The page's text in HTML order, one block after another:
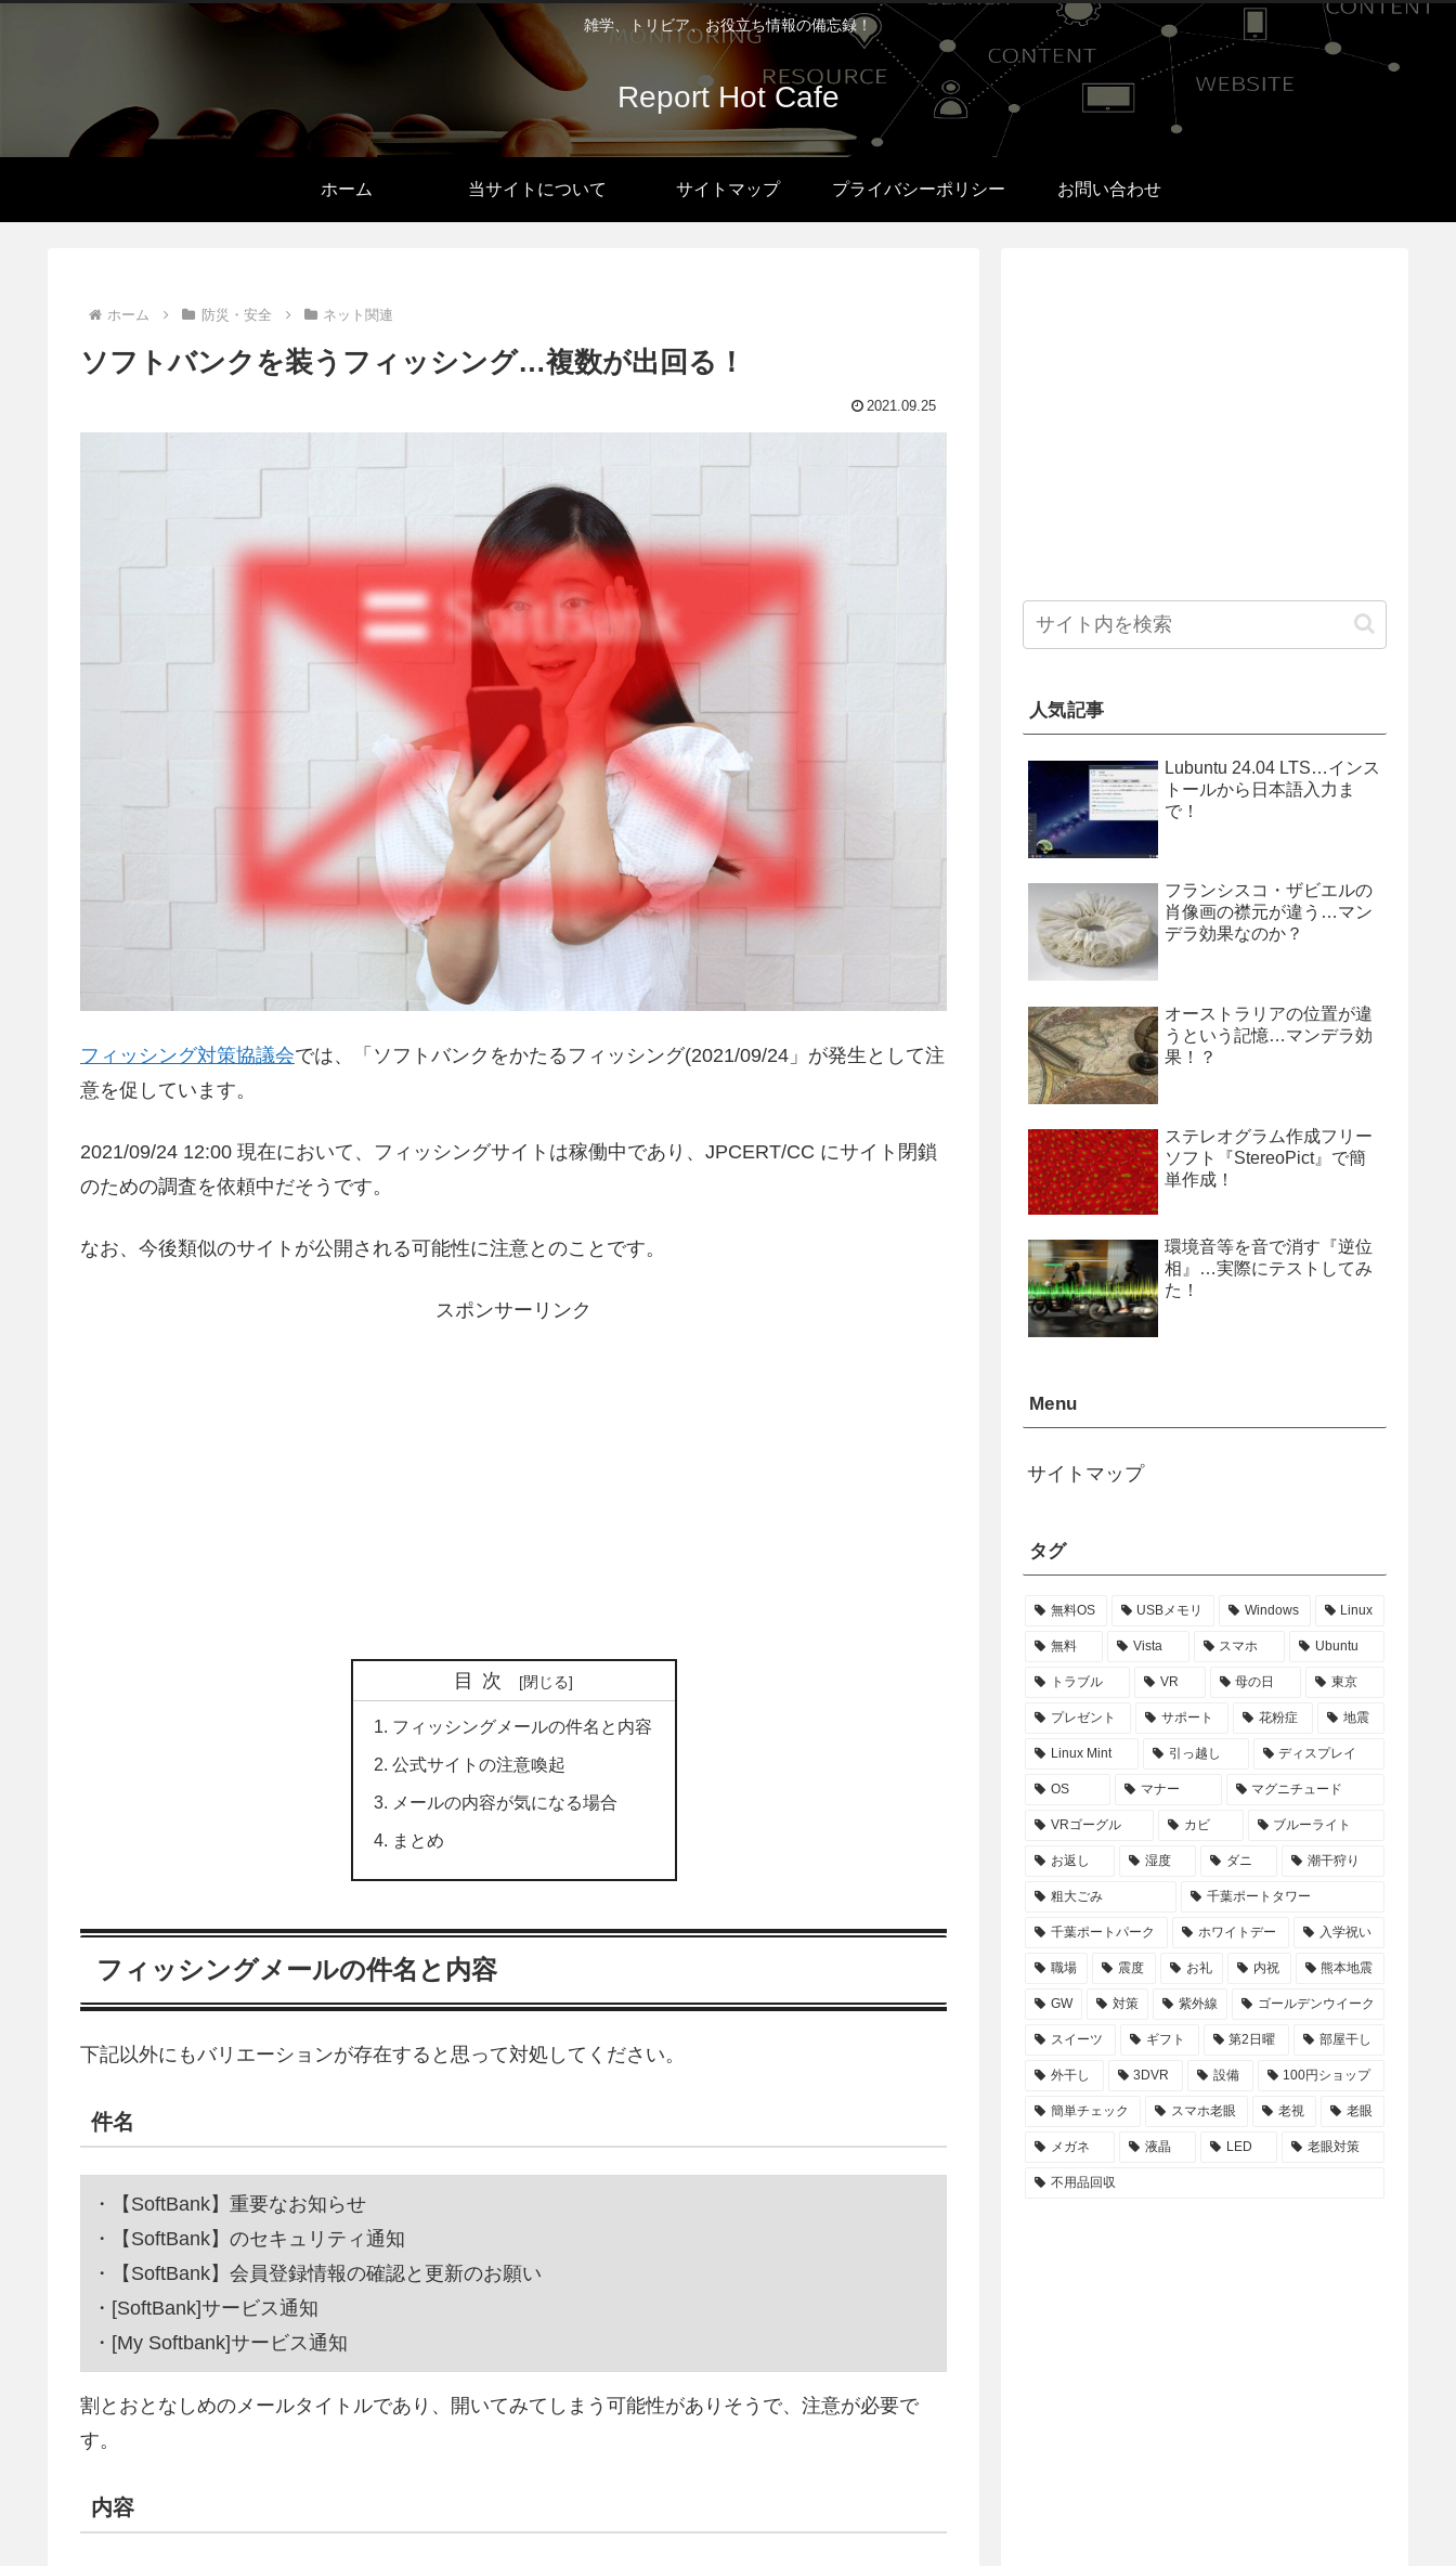
雑学、トリビア、お役立ち情報の備忘録！
Report Hot Cafe
ホーム 当サイトについて サイトマップ プライバシーポリシー お問い合わせ
ホーム 防災・安全 ネット関連
ソフトバンクを装うフィッシング…複数が出回る！
2021.09.25
フィッシング対策協議会では、「ソフトバンクをかたるフィッシング(2021/09/24」が発生として注
意を促しています。
2021/09/24 12:00 現在において、フィッシングサイトは稼働中であり、JPCERT/CC にサイト閉鎖
のための調査を依頼中だそうです。
なお、今後類似のサイトが公開される可能性に注意とのことです。
スポンサーリンク
目次
フィッシングメールの件名と内容
公式サイトの注意喚起
メールの内容が気になる場合
まとめ
フィッシングメールの件名と内容
下記以外にもバリエーションが存在すると思って対処してください。
件名
・【SoftBank】重要なお知らせ
・【SoftBank】のセキュリティ通知
・【SoftBank】会員登録情報の確認と更新のお願い
・[SoftBank]サービス通知
・[My Softbank]サービス通知
割とおとなしめのメールタイトルであり、開いてみてしまう可能性がありそうで、注意が必要で
す。
内容
人気記事
Lubuntu 24.04 LTS…インス
トールから日本語入力ま
で！
フランシスコ・ザビエルの
肖像画の襟元が違う…マン
デラ効果なのか？
オーストラリアの位置が違
うという記憶…マンデラ効
果！？
ステレオグラム作成フリー
ソフト『StereoPict』で簡
単作成！
環境音等を音で消す『逆位
相』…実際にテストしてみ
た！
Menu
サイトマップ
タグ
無料OS USBメモリ Windows Linux
無料 Vista スマホ Ubuntu
トラブル VR 母の日 東京
プレゼント サポート 花粉症 地震
Linux Mint 引っ越し ディスプレイ
OS マナー マグニチュード
VRゴーグル カビ ブルーライト
お返し 湿度 ダニ 潮干狩り
粗大ごみ 千葉ポートタワー
千葉ポートパーク ホワイトデー 入学祝い
職場 震度 お礼 内祝 熊本地震
GW 対策 紫外線 ゴールデンウイーク
スイーツ ギフト 第2日曜 部屋干し
外干し 3DVR 設備 100円ショップ
簡単チェック スマホ老眼 老視 老眼
メガネ 液晶 LED 老眼対策
不用品回収